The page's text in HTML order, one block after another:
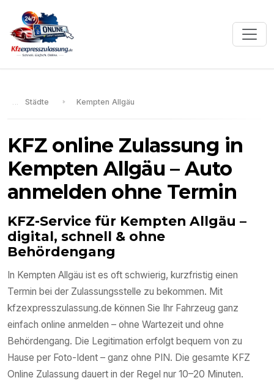
Städte Kempten Allgäu
KFZ online Zulassung in
Kempten Allgäu– Auto
anmelden ohne Termin
KFZ-Service für Kempten Allgäu –
digital, schnell & ohne
Behördengang
In Kempten Allgäu ist es oft schwierig, kurzfristig einen
Termin bei der Zulassungsstelle zu bekommen. Mit
kfzexpresszulassung.de können Sie Ihr Fahrzeug ganz
einfach online anmelden – ohne Wartezeit und ohne
Behördengang. Die Legitimation erfolgt bequem von zu
Hause per Foto-Ident – ganz ohne PIN. Die gesamte KFZ
Online Zulassung dauert in der Regel nur 10–20 Minuten.